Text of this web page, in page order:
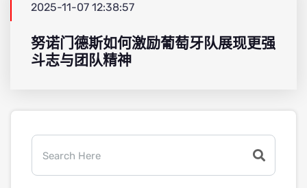
2025-11-07 12:38:57
努诺门德斯如何激励葡萄牙队展现更强
斗志与团队精神